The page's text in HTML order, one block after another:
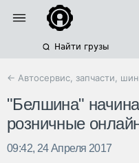
Найти грузы
← Автосервис, запчасти,
"Белшина"
розничные
09:42, 24 Апреля 2017